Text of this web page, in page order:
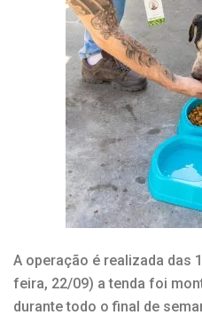
A operação é realizada das
feira, 22/09) a tenda foi
durante todo o final de